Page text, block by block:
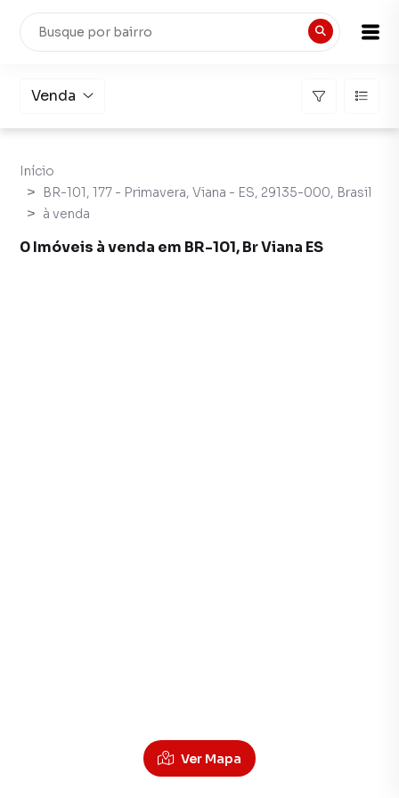
Venda
Início
BR-101, 177 - Primavera, Viana - ES, 29135-000, Brasil
à venda
0 Imóveis à venda em BR-101, Br Viana ES
Ver Mapa